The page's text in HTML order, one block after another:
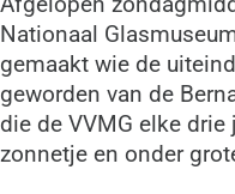
Nationaal
gemaakt wie de
geworden van de
die de VVMG elke
zonnetje en onder